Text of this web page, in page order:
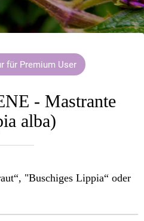
für Premium User
- Mastrante
alba)
"Buschiges Lippia“ oder